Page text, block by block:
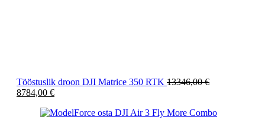
Tööstuslik droon DJI Matrice 350 RTK 13346,00€
8784,00 €